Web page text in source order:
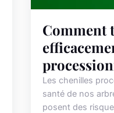
Comment
Les chenilles
santé de nos
posent des